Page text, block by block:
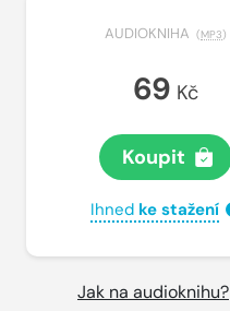
AUDIOKNIHA (MP3)
69 Kč
Koupit
Ihned ke stažení
Jak na audioknihu?